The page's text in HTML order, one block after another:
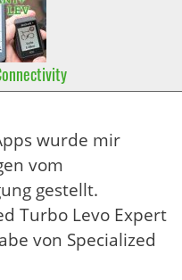
wurde mir
vom
gestellt.
Turbo Levo Expert
von Specialized